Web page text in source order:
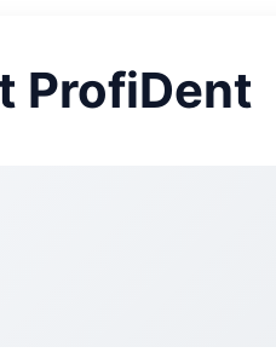
ProfiDent